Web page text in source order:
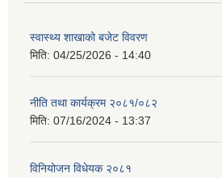
स्वास्थ्य शाखाको बजेट विवरण
मिति: 04/25/2026 - 14:40
नीति तथा कार्यक्रम २०८१/०८२
मिति: 07/16/2024 - 13:37
विनियोजन विधेयक २०८१